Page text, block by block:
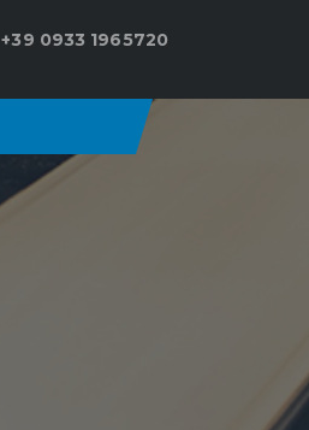
+39 0933 1965720